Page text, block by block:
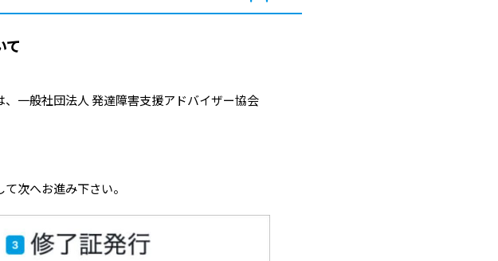
て
一般社団法人 発達障害支援アドバイザー協会
次へお進み下さい。